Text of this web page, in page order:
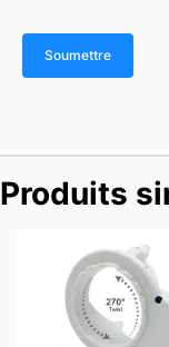
Produits
prix :
à